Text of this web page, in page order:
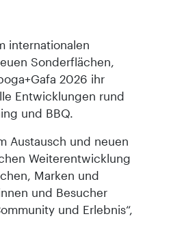
internationalen
Sonderflächen,
2026 ihr
Entwicklungen rund
und BBQ.
Austausch und neuen
Weiterentwicklung
Marken und
und Besucher
und Erlebnis“,